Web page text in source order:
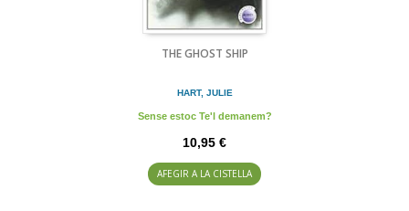
THE GHOST SHIP
HART, JULIE
Sense estoc Te'l demanem?
10,95 €
AFEGIR A LA CISTELLA